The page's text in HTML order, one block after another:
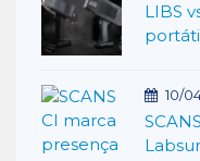
LIBS
10/